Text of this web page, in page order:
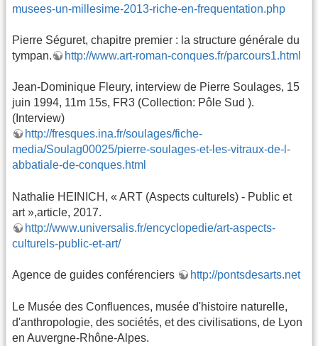
musees-un-millesime-2013-riche-en-frequentation.php
Pierre Séguret, chapitre premier : la structure générale du
tympan.
http://www.art-roman-conques.fr/parcours1.html
Jean-Dominique Fleury, interview de Pierre Soulages, 15
juin 1994, 11m 15s, FR3 (Collection: Pôle Sud ).
(Interview)
http://fresques.ina.fr/soulages/fiche-
media/Soulag00025/pierre-soulages-et-les-vitraux-de-l-
abbatiale-de-conques.html
Nathalie HEINICH, « ART (Aspects culturels) - Public et
art »,article, 2017.
http://www.universalis.fr/encyclopedie/art-aspects-
culturels-public-et-art/
Agence de guides conférenciers http://pontsdesarts.net
Le Musée des Confluences, musée d'histoire naturelle,
d'anthropologie, des sociétés, et des civilisations, de Lyon
en Auvergne-Rhône-Alpes.